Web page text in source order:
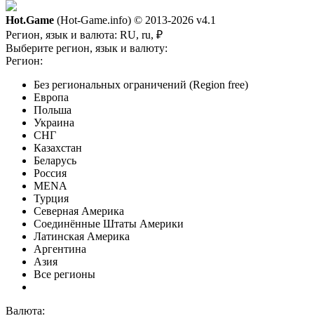
Hot.Game (Hot-Game.info) © 2013-2026 v4.1
Регион, язык и валюта: RU, ru, ₽
Выберите регион, язык и валюту:
Регион:
Без региональных ограничений (Region free)
Европа
Польша
Украина
СНГ
Казахстан
Беларусь
Россия
MENA
Турция
Северная Америка
Соединённые Штаты Америки
Латинская Америка
Аргентина
Азия
Все регионы
Валюта: